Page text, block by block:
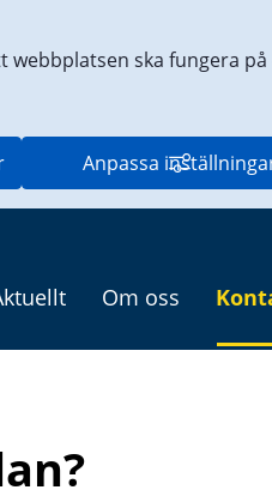
ska fungera
Anpassa
Om oss